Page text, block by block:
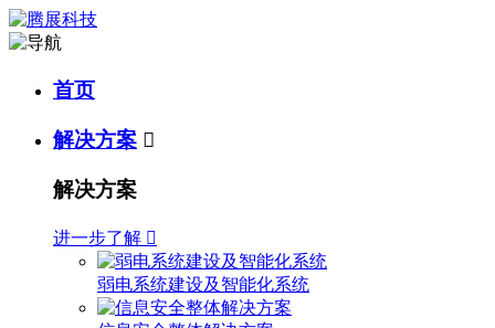
首页
解决方案 
解决方案
进一步了解 
弱电系统建设及智能化系统